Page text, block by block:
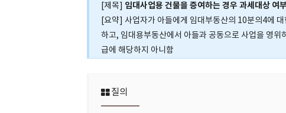
[제목] 임대사업용 건물을 증여하는 경우 과세대상 여부
[요약] 사업자가 아들에게 임대부동산의 10분의4에
하고, 임대용부동산에서 아들과 공동으로 사업을 영
급에 해당하지 아니함
질의